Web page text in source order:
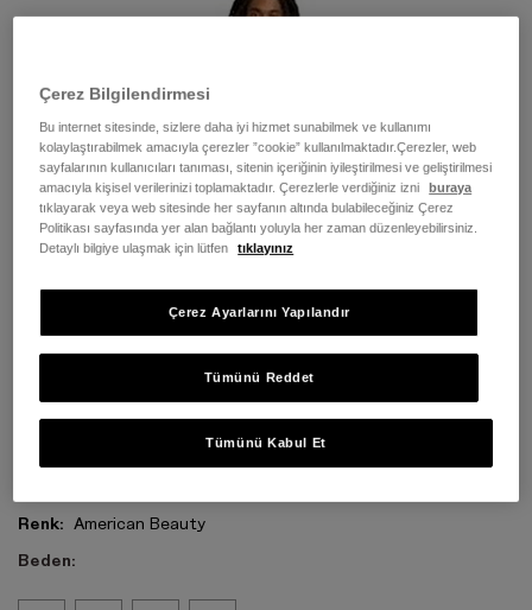
Renk: American Beauty
Beden:
Çerez Bilgilendirmesi
Bu internet sitesinde, sizlere daha iyi hizmet sunabilmek ve kullanımı
kolaylaştırabilmek amacıyla çerezler ”cookie” kullanılmaktadır.Çerezler, web
sayfalarının kullanıcıları tanıması, sitenin içeriğinin iyileştirilmesi ve geliştirilmesi
amacıyla kişisel verilerinizi toplamaktadır. Çerezlerle verdiğiniz izni
buraya
tıklayarak veya web sitesinde her sayfanın altında bulabileceğiniz Çerez
Politikası sayfasında yer alan bağlantı yoluyla her zaman düzenleyebilirsiniz.
Detaylı bilgiye ulaşmak için lütfen
tıklayınız
Tümünü Reddet
Tümünü Kabul Et
Çerez Ayarlarını Yapılandır